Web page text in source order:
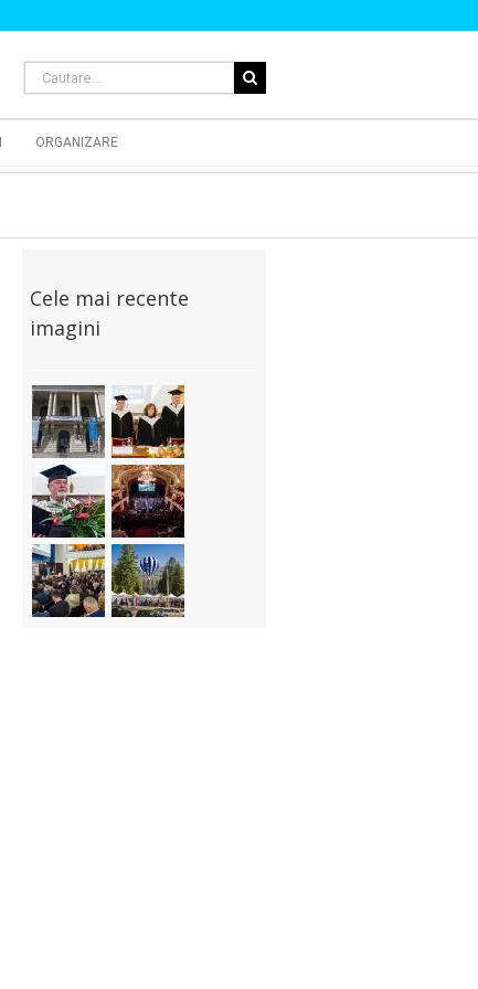
Cautare...
ORGANIZARE
Cele mai recente
imagini